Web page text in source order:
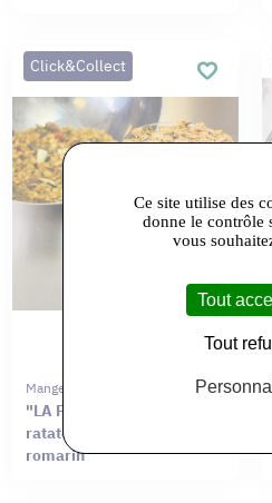
Click&Collect
Mange Tes Graines
"LA PROVENCE" Légumes
ratatouille, thym et
romarin
Ce site utilise des
donne le contrôle
vous
Tout
Tout